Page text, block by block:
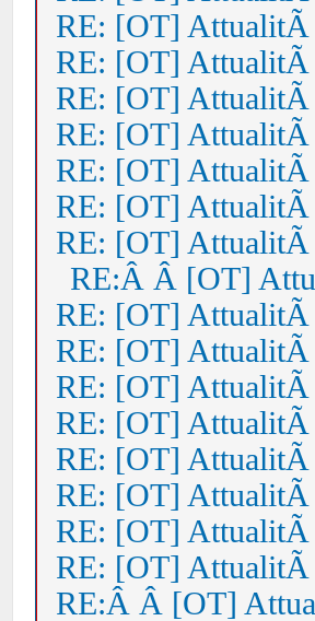
RE: [OT]
RE: [OT]
RE: [OT]
RE: [OT]
RE: [OT]
RE: [OT]
RE: [OT]
RE:Â Â [OT]
RE: [OT]
RE: [OT]
RE: [OT]
RE: [OT]
RE: [OT]
RE: [OT]
RE: [OT]
RE: [OT]
RE:Â Â [OT]